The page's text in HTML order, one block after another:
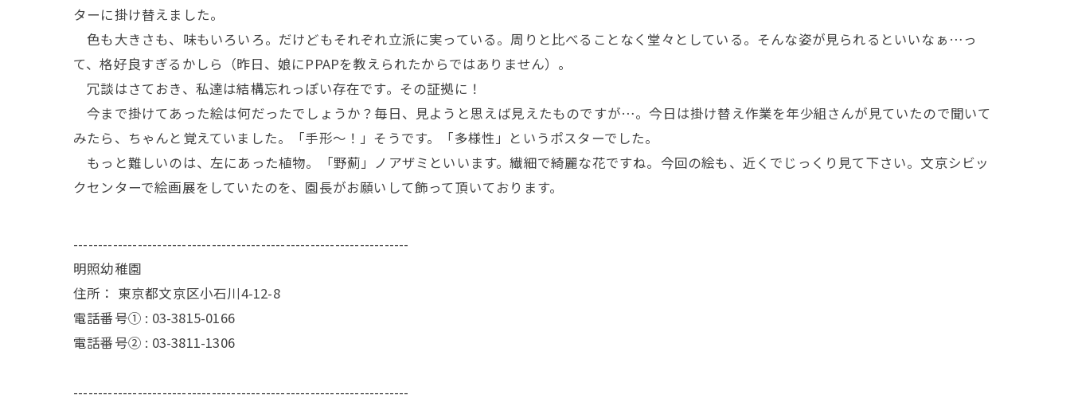
ターに掛け替えました。
色も大きさも、味もいろいろ。だけどもそれぞれ立派に実っている。周りと比べることなく堂々としている。そんな姿が見られるといいなぁ…っ
て、格好良すぎるかしら（昨日、娘にPPAPを教えられたからではありません）。
冗談はさておき、私達は結構忘れっぽい存在です。その証拠に！
今まで掛けてあった絵は何だったでしょうか？毎日、見ようと思えば見えたものですが…。今日は掛け替え作業を年少組さんが見ていたので聞いて
みたら、ちゃんと覚えていました。「手形〜！」そうです。「多様性」というポスターでした。
もっと難しいのは、左にあった植物。
「野薊」ノアザミ といいます。繊細で綺麗な花ですね。今回の絵も、近くでじっくり見て下さい。文京シビッ
クセンターで絵画展をしていたのを、園長がお願いして飾って頂いております。
--------------------------------------------------------------------
明照幼稚園
住所： 東京都文京区小石川4-12-8
電話番号① : 03-3815-0166
電話番号② : 03-3811-1306
--------------------------------------------------------------------